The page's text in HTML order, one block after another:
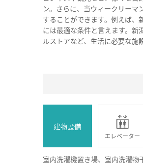
ン。さらに、当ウィークリー
することができます。例えば、
には最適な条件と言えます。新
ルストアなど、生活に必要な施
建物設備
エレベーター
室内洗濯機置き場、室内洗濯